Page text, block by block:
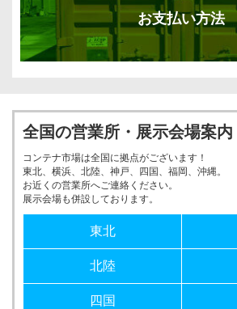
お支払い方法
全国の営業所・展示会場案内
コンテナ市場は全国に拠点がございます！
東北、横浜、北陸、神戸、四国、福岡、沖縄。
お近くの営業所へご連絡ください。
展示会場も併設しております。
東北
北陸
四国